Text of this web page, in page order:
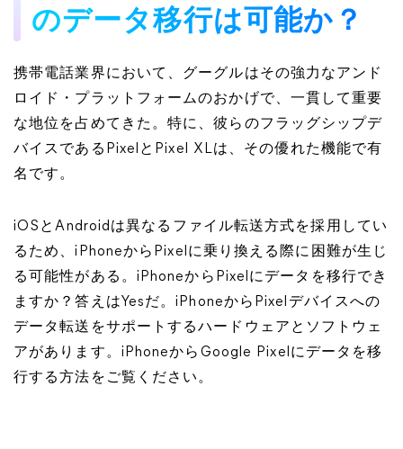
のデータ移行は可能か？
携帯電話業界において、グーグルはその強力なアンド
ロイド・プラットフォームのおかげで、一貫して重要
な地位を占めてきた。特に、彼らのフラッグシップデ
バイスであるPixelとPixel XLは、その優れた機能で有
名です。
iOSとAndroidは異なるファイル転送方式を採用してい
るため、iPhoneからPixelに乗り換える際に困難が生じ
る可能性がある。iPhoneからPixelにデータを移行でき
ますか？答えはYesだ。iPhoneからPixelデバイスへの
データ転送をサポートするハードウェアとソフトウェ
アがあります。iPhoneからGoogle Pixelにデータを移
行する方法をご覧ください。